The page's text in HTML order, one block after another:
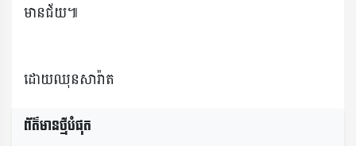
មានជ័យ៕
ដោយឈុនសារ៉ាត
ព័ត៌មានថ្មីបំផុត​